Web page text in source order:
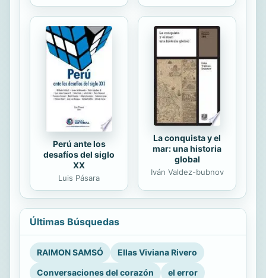
Perú ante los
desafíos del siglo
XX
Luis Pásara
La conquista y el
mar: una historia
global
Iván Valdez-bubnov
Últimas Búsquedas
RAIMON SAMSÓ
Ellas Viviana Rivero
Conversaciones del corazón
el error